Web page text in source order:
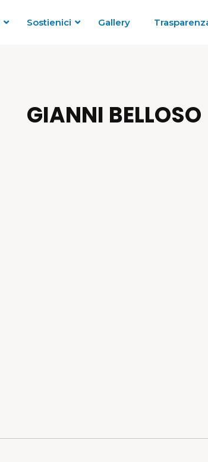
Sostienici Gallery
GIANNI BELLOSO